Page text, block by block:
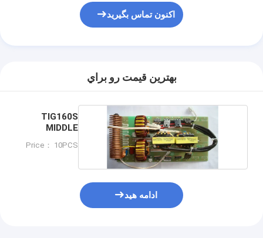
اکنون تماس بگیرید
بهترين قيمت رو براي
TIG160S
MIDDLE
Price： 10PCS
ادامه هید